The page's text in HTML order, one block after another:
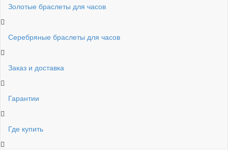
Золотые браслеты для часов
Серебряные браслеты для часов
Заказ и доставка
Гарантии
Где купить